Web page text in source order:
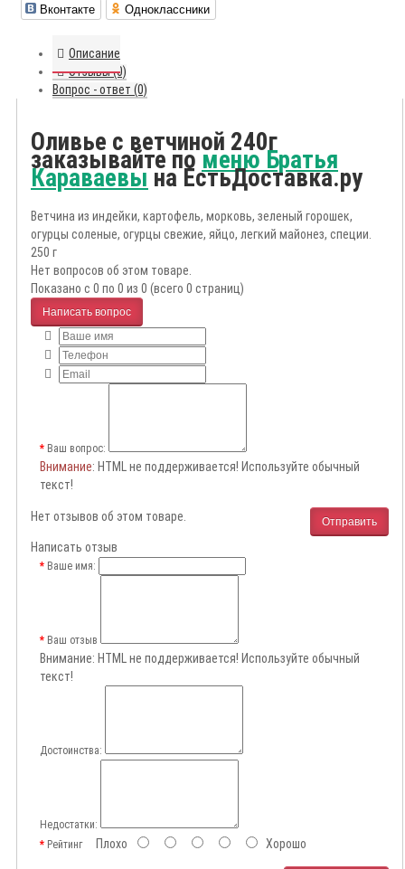
Вконтакте Одноклассники
Описание
Отзывы (0)
Вопрос - ответ (0)
Оливье с ветчиной 240г
заказывайте поменю Братья
Караваевына ЕстьДоставка.ру
Ветчина из индейки, картофель, морковь, зеленый горошек,
огурцы соленые, огурцы свежие, яйцо, легкий майонез, специи.
250 г
Нет вопросов об этом товаре.
Показано с 0 по 0 из 0 (всего 0 страниц)
Написать вопрос
Ваш вопрос:
Внимание: HTML не поддерживается! Используйте обычный
текст!
Отправить
Нет отзывов об этом товаре.
Написать отзыв
Ваше имя:
Ваш отзыв
Внимание: HTML не поддерживается! Используйте обычный
текст!
Достоинства:
Недостатки:
РейтингПлохо Хорошо